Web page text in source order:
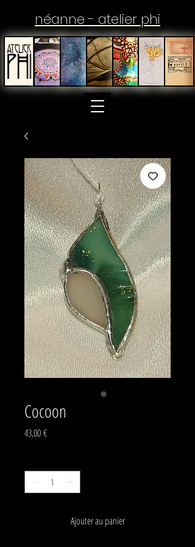
néanne - atelier phi
Cocoon
43,00 €Prix
Ajouter au panier